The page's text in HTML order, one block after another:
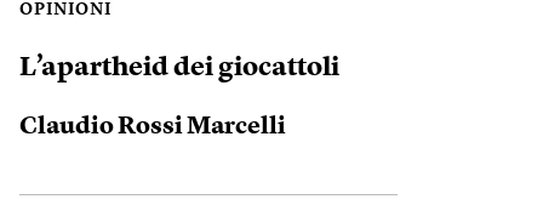
OPINIONI
L’apartheid dei giocattoli
Claudio Rossi Marcelli